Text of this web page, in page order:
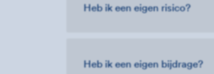
Heb ik een eigen risico?
Heb ik een eigen bijdrage?